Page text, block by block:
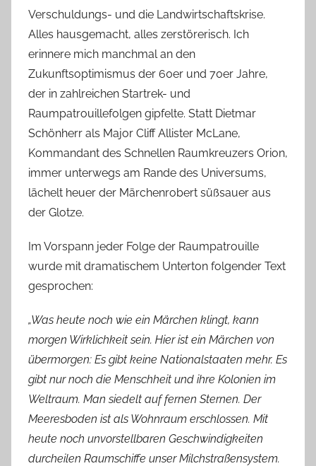
Verschuldungs- und die Landwirtschaftskrise.
Alles hausgemacht, alles zerstörerisch. Ich
erinnere mich manchmal an den
Zukunftsoptimismus der 60er und 70er Jahre,
der in zahlreichen Startrek- und
Raumpatrouillefolgen gipfelte. Statt Dietmar
Schönherr als Major Cliff Allister McLane,
Kommandant des Schnellen Raumkreuzers Orion,
immer unterwegs am Rande des Universums,
lächelt heuer der Märchenrobert süßsauer aus
der Glotze.
Im Vorspann jeder Folge der Raumpatrouille
wurde mit dramatischem Unterton folgender Text
gesprochen:
„Was heute noch wie ein Märchen klingt, kann
morgen Wirklichkeit sein. Hier ist ein Märchen von
übermorgen: Es gibt keine Nationalstaaten mehr. Es
gibt nur noch die Menschheit und ihre Kolonien im
Weltraum. Man siedelt auf fernen Sternen. Der
Meeresboden ist als Wohnraum erschlossen. Mit
heute noch unvorstellbaren Geschwindigkeiten
durcheilen Raumschiffe unser Milchstraßensystem.